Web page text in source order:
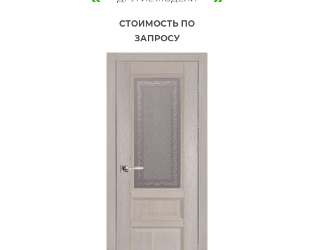
СТОИМОСТЬ ПО
ЗАПРОСУ